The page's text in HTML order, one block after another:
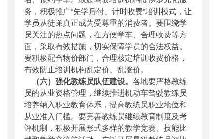
务，积极推广“先学后付、计时收费”培训模式，让
学员从徒弟真正成为受尊重的消费者。要围绕学
员关注的热点问题，在方便学车、合理收费等方
面，采取有效措施，切实保障学员的合法权益。
要积极配合物价部门，合理核定培训收费价格，
有效防止培训机构乱定价、乱涨价。
（六）强化教练员队伍建设。 各地要严格教练
员的从业资格管理，继续推进机动车驾驶教练员
培养纳入职业教育体系，提高教练员职业地位和
从业准入门槛。要完善教练员继续教育制度及考
评机制，积极开展形式多样的教学竞赛、技能比